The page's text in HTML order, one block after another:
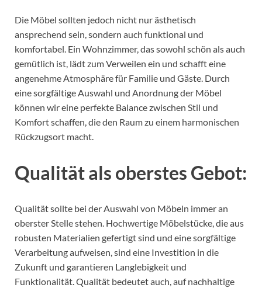
Die Möbel sollten jedoch nicht nur ästhetisch
ansprechend sein, sondern auch funktional und
komfortabel. Ein Wohnzimmer, das sowohl schön als auch
gemütlich ist, lädt zum Verweilen ein und schafft eine
angenehme Atmosphäre für Familie und Gäste. Durch
eine sorgfältige Auswahl und Anordnung der Möbel
können wir eine perfekte Balance zwischen Stil und
Komfort schaffen, die den Raum zu einem harmonischen
Rückzugsort macht.
Qualität als oberstes Gebot:
Qualität sollte bei der Auswahl von Möbeln immer an
oberster Stelle stehen. Hochwertige Möbelstücke, die aus
robusten Materialien gefertigt sind und eine sorgfältige
Verarbeitung aufweisen, sind eine Investition in die
Zukunft und garantieren Langlebigkeit und
Funktionalität. Qualität bedeutet auch, auf nachhaltige